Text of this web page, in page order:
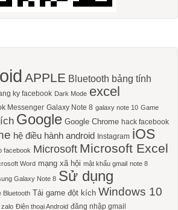
APPLE Bluetooth bảng tính
ky facebook Dark Mode excel
Messenger Galaxy Note 8 galaxy note 10 Game
Google Google Chrome hack facebook
hệ điều hành android Instagram iOS
facebook Microsoft Microsoft Excel
Word mạng xã hội mật khẩu gmail note 8
Galaxy Note 8 Sử dụng
Bluetooth Tải game đột kích Windows 10
zalo Điện thoại Android đăng nhập gmail